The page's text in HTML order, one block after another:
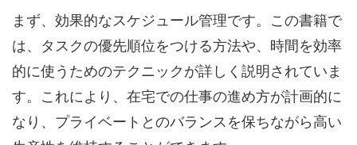
まず、効果的なスケジュール管理です。この書籍で
は、タスクの優先順位をつける方法や、時間を効率
的に使うためのテクニックが詳しく説明されていま
す。これにより、在宅での仕事の進め方が計画的に
なり、プライベートとのバランスを保ちながら高い